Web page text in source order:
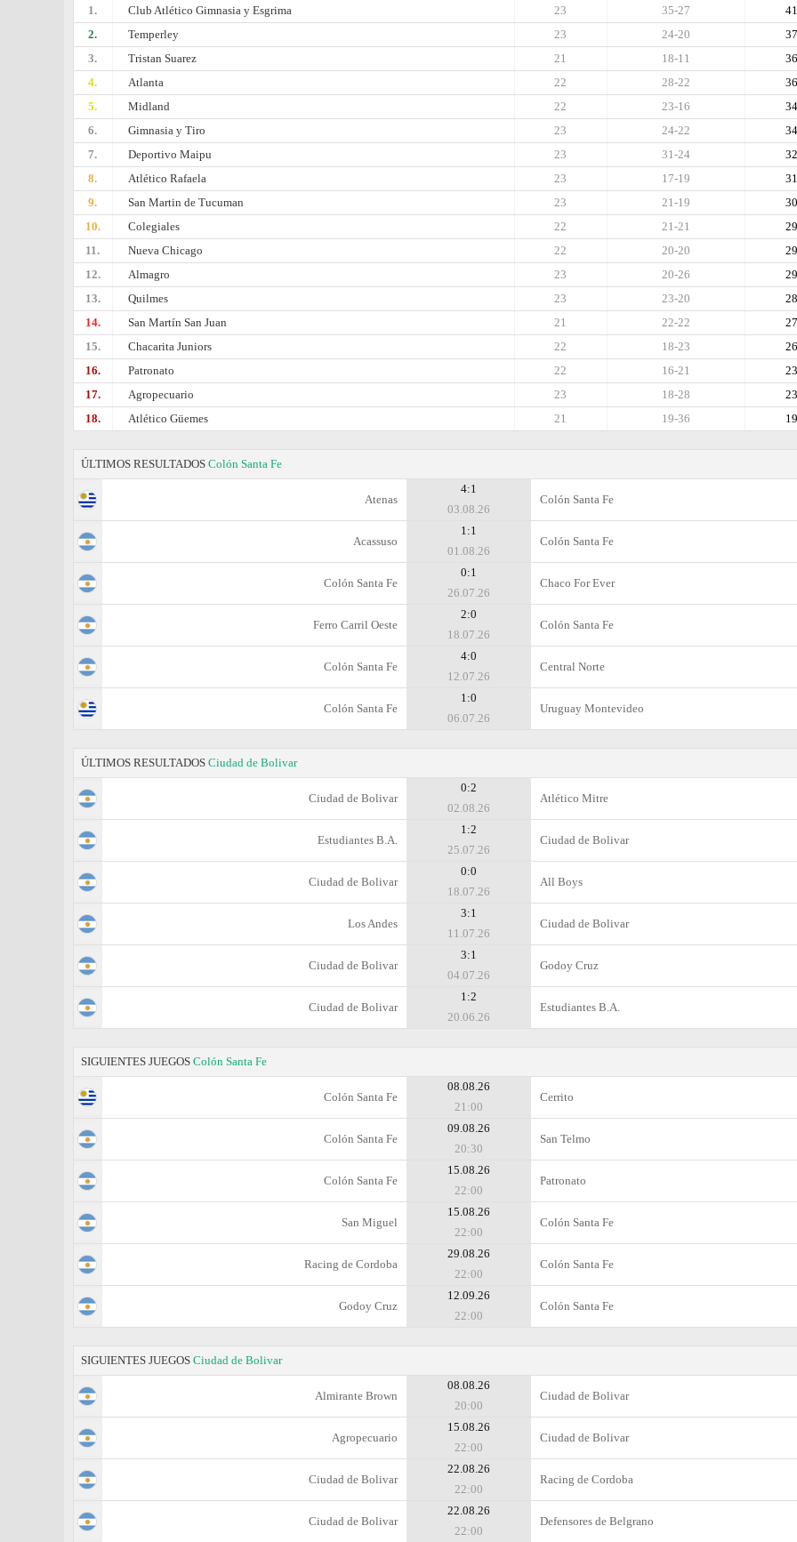
1.
Club Atlético Gimnasia y Esgrima 41
35-27
23
2.
Temperley 37
24-20
23
3.
Tristan Suarez 36
18-11
21
4.
Atlanta 36
28-22
22
5.
Midland 34
23-16
22
6.
Gimnasia y Tiro 34
24-22
23
7.
Deportivo Maipu 32
31-24
23
8.
Atlético Rafaela 31
17-19
23
9.
San Martin de Tucuman 30
21-19
23
10.
Colegiales 29
21-21
22
11.
Nueva Chicago 29
20-20
22
12.
Almagro 29
20-26
23
13.
Quilmes 28
23-20
23
14.
San Martín San Juan 27
22-22
21
15.
Chacarita Juniors 26
18-23
22
16.
Patronato 23
16-21
22
17.
Agropecuario 23
18-28
23
18.
Atlético Güemes 19
19-36
21
ÚLTIMOS RESULTADOS Colón Santa Fe
Atenas
4:1
03.08.26
Colón Santa Fe
Acassuso
1:1
01.08.26
Colón Santa Fe
Colón Santa Fe
0:1
26.07.26
Chaco For Ever
Ferro Carril Oeste
2:0
18.07.26
Colón Santa Fe
Colón Santa Fe
4:0
12.07.26
Central Norte
Colón Santa Fe
1:0
06.07.26
Uruguay Montevideo
ÚLTIMOS RESULTADOS Ciudad de Bolivar
Ciudad de Bolivar
0:2
02.08.26
Atlético Mitre
Estudiantes B.A.
1:2
25.07.26
Ciudad de Bolivar
Ciudad de Bolivar
0:0
18.07.26
All Boys
Los Andes
3:1
11.07.26
Ciudad de Bolivar
Ciudad de Bolivar
3:1
04.07.26
Godoy Cruz
Ciudad de Bolivar
1:2
20.06.26
Estudiantes B.A.
SIGUIENTES JUEGOS Colón Santa Fe
Colón Santa Fe
08.08.26
21:00
Cerrito
Colón Santa Fe
09.08.26
20:30
San Telmo
Colón Santa Fe
15.08.26
22:00
Patronato
San Miguel
15.08.26
22:00
Colón Santa Fe
Racing de Cordoba
29.08.26
22:00
Colón Santa Fe
Godoy Cruz
12.09.26
22:00
Colón Santa Fe
SIGUIENTES JUEGOS Ciudad de Bolivar
Almirante Brown
08.08.26
20:00
Ciudad de Bolivar
Agropecuario
15.08.26
22:00
Ciudad de Bolivar
Ciudad de Bolivar
22.08.26
22:00
Racing de Cordoba
Ciudad de Bolivar
22.08.26
22:00
Defensores de Belgrano